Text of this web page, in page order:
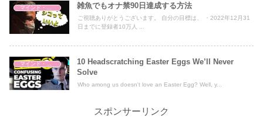
マインド・哲学 雑魚でもオナ禁90日達成する方法
ご視聴ありがとうございます。 自分の目標は、 ・2022年12月31
日までに登録者10万人 ...
10 Headscratching Easter Eggs We’ll Never
Solve
Who among us doesn't love an Easter Egg? Well, y...
スポンサーリンク